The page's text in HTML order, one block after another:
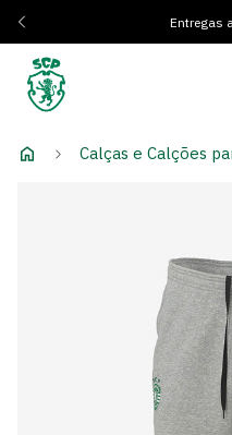
Entregas
Calças e Calções